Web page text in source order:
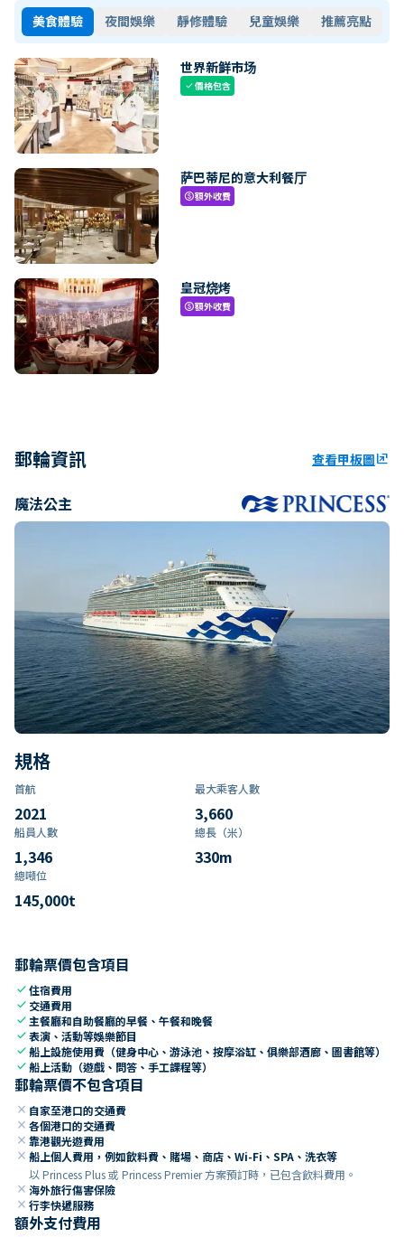
美食體驗 夜間娛樂 靜修體驗 兒童娛樂 推薦亮點
世界新鲜市场
check價格包含
萨巴蒂尼的意大利餐厅
paid額外收費
皇冠烧烤
paid額外收費
郵輪資訊 查看甲板圖ungroup
魔法公主
規格
首航
2021
最大乘客人數
3,660
船員人數
1,346
總長（米）
330m
總噸位
145,000t
郵輪票價包含項目
check住宿費用
check 交通費用
check 主餐廳和自助餐廳的早餐、午餐和晚餐
check表演、活動等娛樂節目
check船上設施使用費（健身中心、游泳池、按摩浴缸、俱樂部酒廊、圖書館等）
check船上活動（遊戲、問答、手工課程等）
郵輪票價不包含項目
close 自家至港口的交通費
close 各個港口的交通費
close 靠港觀光遊費用
close 船上個人費用，例如飲料費、賭場、商店、Wi-Fi、SPA、洗衣等
以 Princess Plus 或 Princess Premier 方案預訂時，已包含飲料費用。
close 海外旅行傷害保險
close 行李快遞服務
額外支付費用